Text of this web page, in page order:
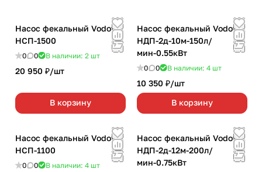
Насос фекальный Vodotok
НСП-1500
0 0 В наличии: 2 шт
20 950 ₽/шт
В корзину
Насос фекальный Vodotok
НДП-2д-10м-150л/
мин-0.55кВт
0 0 В наличии: 4 шт
10 350 ₽/шт
В корзину
Насос фекальный Vodotok
НСП-1100
0 0 В наличии: 4 шт
Насос фекальный Vodotok
НДП-2д-12м-200л/
мин-0.75кВт